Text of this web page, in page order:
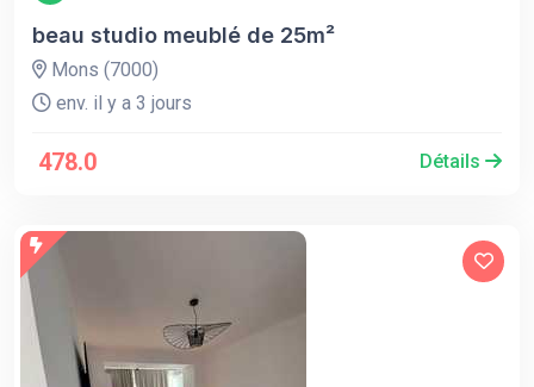
beau studio meublé de 25m²
Mons (7000)
env. il y a 3 jours
478.0 Détails